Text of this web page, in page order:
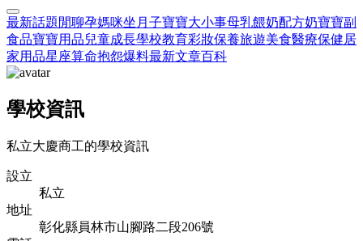
最新話題 閒聊孕媽咪坐月子寶寶大小事母乳餵奶配方奶寶寶副
食品寶寶用品兒童成長學校教育彩妝保養旅遊美食醫療保健居
家用品星座算命抱怨爆料最新文章百科
學校資訊
私立大慶商工的學校資訊
設立
私立
地址
彰化縣員林市山腳路二段206號